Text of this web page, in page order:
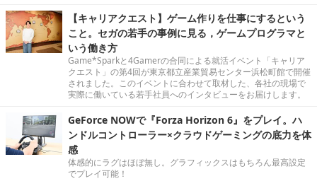
【キャリアクエスト】ゲーム作りを仕事にするという
こと。セガの若手の事例に見る，ゲームプログラマと
いう働き方
Game*Sparkと4Gamerの合同による就活イベント「キャリア
クエスト」の第4回が東京都立産業貿易センター浜松町館で開催
されました。このイベントに合わせて取材した、各社の現場で
実際に働いている若手社員へのインタビューをお届けします。
GeForce NOWで『Forza Horizon 6』をプレイ。ハ
ンドルコントローラー×クラウドゲーミングの底力を体
感
体感的にラグはほぼ無し。グラフィックスはもちろん最高設定
でプレイ可能！